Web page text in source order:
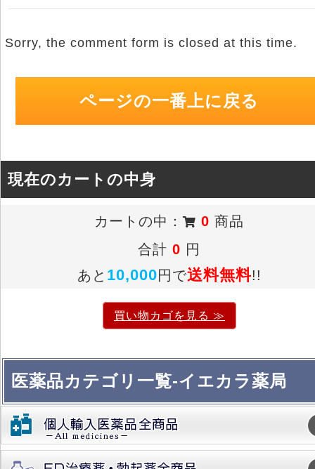
Sorry, the comment form is closed at this time.
ページの一番上に戻る
現在のカートの中身
カートの中： 0 商品
合計0 円
あと 10,000円で送料無料!!
買い物カゴを見る ≫
医薬品カテゴリ一覧-イエカラ薬局